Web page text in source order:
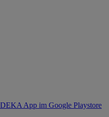
App im Google Playstore